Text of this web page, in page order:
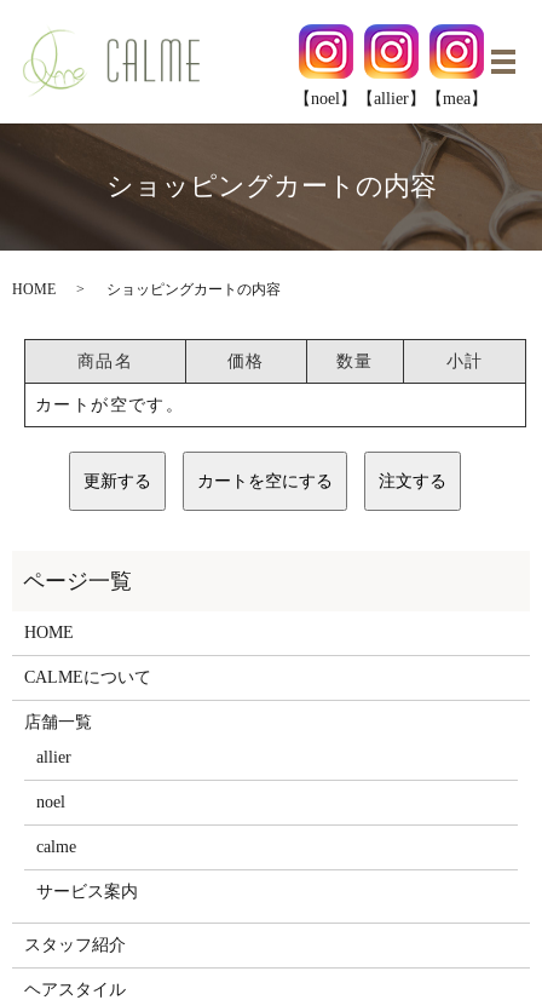
メ
【noel】
【allier】 【mea】
ショッピングカートの内容
HOME ショッピングカートの内容
商品名 価格 数量 小計
カートが空です。
HOME
CALMEについて
店舗一覧
allier
noel
calme
サービス案内
スタッフ紹介
ヘアスタイル